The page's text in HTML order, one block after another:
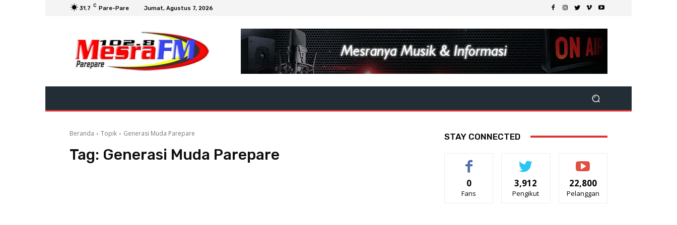
31.7 C Pare-Pare Jumat, Agustus 7, 2026
Beranda Topik Generasi Muda Parepare
Tag: Generasi Muda Parepare
STAY CONNECTED
0
Fans
3,912
Pengikut
22,800
Pelanggan